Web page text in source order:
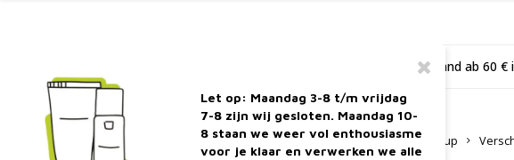
Let op: Maandag 3-8 t/m vrijdag
7-8 zijn wij gesloten. Maandag 10-
8 staan we weer vol enthousiasme
voor je klaar en verwerken we alle
Kostenloser Versand ab 60
Startseite Make-up